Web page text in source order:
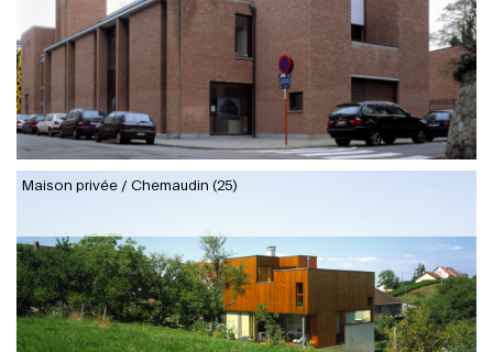
Maison privée / Chemaudin (25)